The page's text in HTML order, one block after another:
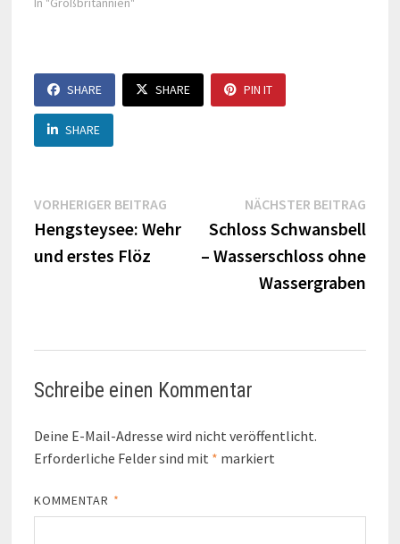
SHARE SHARE PIN IT
SHARE
Beitragsnavigation
VORHERIGER BEITRAGVorheriger
Beitrag:
Hengsteysee: Wehr
und erstes Flöz
NÄCHSTER BEITRAG
Schloss Schwansbell
– Wasserschloss ohne
Wassergraben
Schreibe einen Kommentar
Deine E-Mail-Adresse wird nicht veröffentlicht.
Erforderliche Felder sind mit * markiert
KOMMENTAR *